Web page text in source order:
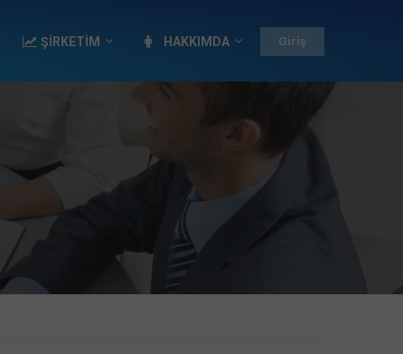
ŞİRKETİM HAKKIMDA Giriş